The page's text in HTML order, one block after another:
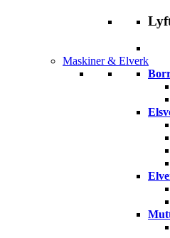
Maskiner & Elverk